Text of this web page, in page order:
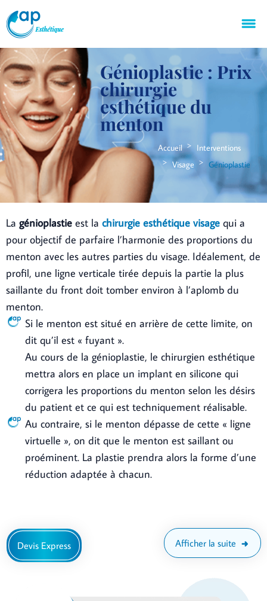
Génioplastie : Prix
chirurgie
esthétique du
menton
Accueil
Interventions
Visage
Génioplastie
La génioplastie est la chirurgie esthétique visage qui a
pour objectif de parfaire l’harmonie des proportions du
menton avec les autres parties du visage. Idéalement, de
profil, une ligne verticale tirée depuis la partie la plus
saillante du front doit tomber environ à l’aplomb du
menton.
Si le menton est situé en arrière de cette limite, on
dit qu’il est « fuyant ».
Au cours de la génioplastie, le chirurgien esthétique
mettra alors en place un implant en silicone qui
corrigera les proportions du menton selon les désirs
du patient et ce qui est techniquement réalisable.
Au contraire, si le menton dépasse de cette « ligne
virtuelle », on dit que le menton est saillant ou
proéminent. La plastie prendra alors la forme d’une
réduction adaptée à chacun.
Afficher la suite
Devis Express